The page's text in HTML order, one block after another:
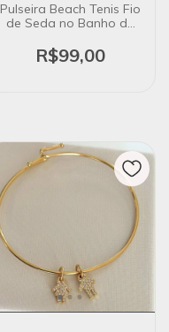
Pulseira Beach Tenis Fio
de Seda no Banho de
R$99,00